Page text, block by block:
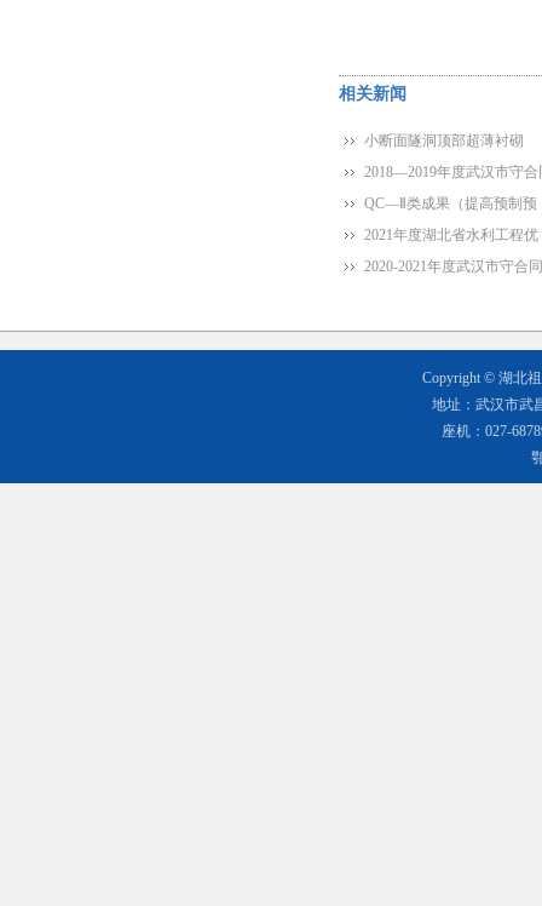
相关新闻
小断面隧洞顶部超薄衬砌
2018—2019年度武汉市守合
QC—Ⅱ类成果（提高预制预
2021年度湖北省水利工程优
2020-2021年度武汉市守合同
Copyright © 湖北
地址：武汉市武
座机：027-